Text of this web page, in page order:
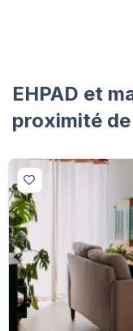
EHPAD et
proximité